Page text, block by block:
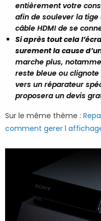
entièrement votre
afin de soulever la
câble HDMI de se
Si après tout cela
surement la cause
marche plus,
reste bleue ou
vers un réparateur
proposera un devis
Sur le même thème :
comment gerer l